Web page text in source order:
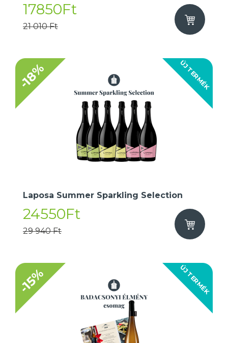
17850Ft
21 010 Ft
ÚJ TERMÉK
-18%
Laposa Summer Sparkling Selection
24550Ft
29 940 Ft
ÚJ TERMÉK
-15%